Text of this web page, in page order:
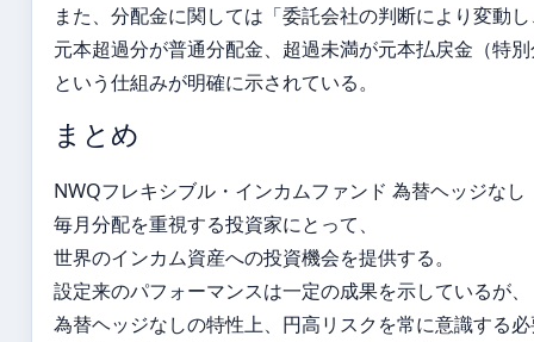
また、分配金に関しては「委託会社の判断により変動
元本超過分が普通分配金、超過未満が元本払戻金（特
という仕組みが明確に示されている。
まとめ
NWQフレキシブル・インカムファンド 為替ヘッジな
毎月分配を重視する投資家にとって、
世界のインカム資産への投資機会を提供する。
設定来のパフォーマンスは一定の成果を示しているが、
為替ヘッジなしの特性上、円高リスクを常に意識する